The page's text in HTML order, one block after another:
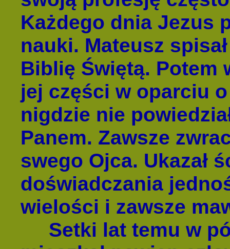
Każdego dnia Jezus
nauki. Mateusz
Biblię Świętą. Potem
jej części w oparciu
nigdzie nie
Panem. Zawsze
swego Ojca. Ukazał
doświadczania
wielości i zawsze
Setki lat temu w